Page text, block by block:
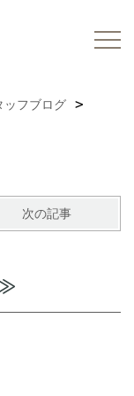
ッフブログ
次の記事